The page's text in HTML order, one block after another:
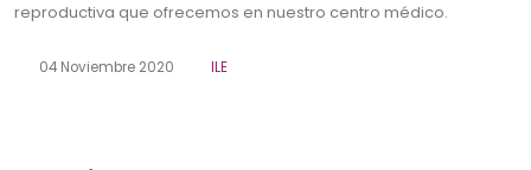
reproductiva que ofrecemos en nuestro centro médico.
04 Noviembre 2020 ILE